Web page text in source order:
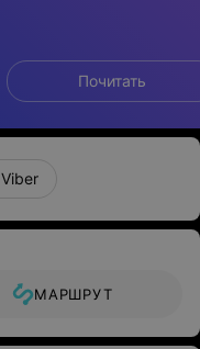
Почитать
Viber
МАРШРУТ